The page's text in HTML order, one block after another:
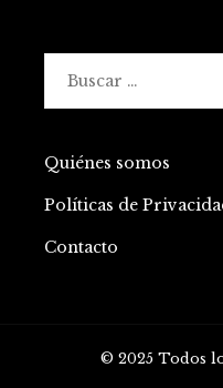
Quiénes somos
Políticas de
Contacto
© 2025 Todos